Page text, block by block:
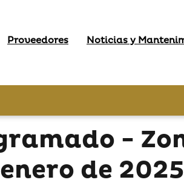
Proveedores Noticias y
-
de 2025